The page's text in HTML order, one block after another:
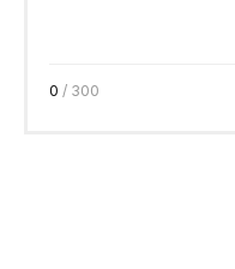
0 / 300